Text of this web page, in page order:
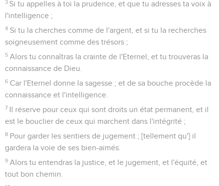
3 Si tu appelles à toi la prudence, et que tu adresses ta voix à
l'intelligence ;
4 Si tu la cherches comme de l'argent, et si tu la recherches
soigneusement comme des trésors ;
5 Alors tu connaîtras la crainte de l'Eternel, et tu trouveras la
connaissance de Dieu.
6 Car l'Eternel donne la sagesse ; et de sa bouche procède la
connaissance et l'intelligence.
7 Il réserve pour ceux qui sont droits un état permanent, et il
est le bouclier de ceux qui marchent dans l'intégrité ;
8 Pour garder les sentiers de jugement ; [tellement qu'] il
gardera la voie de ses bien-aimés.
9 Alors tu entendras la justice, et le jugement, et l'équité, et
tout bon chemin.